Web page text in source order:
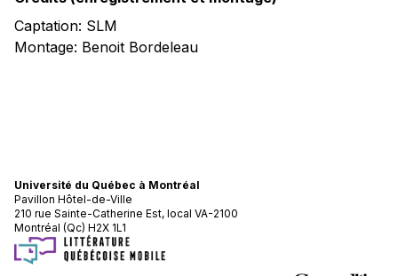
Captation: SLM
Montage: Benoit Bordeleau
Université du Québec à Montréal
Pavillon Hôtel-de-Ville
210 rue Sainte-Catherine Est, local VA-2100
Montréal (Qc) H2X 1L1